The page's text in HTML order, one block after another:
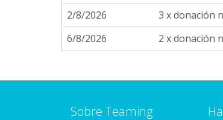
2/8/2026
3 x donación
6/8/2026
2 x donación
Sobre Teaming